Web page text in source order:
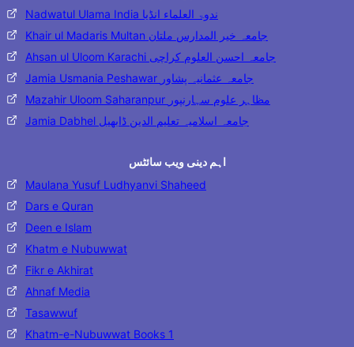
Nadwatul Ulama India ندوۃ العلماء انڈیا
Khair ul Madaris Multan جامعہ خیر المدارس ملتان
Ahsan ul Uloom Karachi جامعہ احسن العلوم کراچی
Jamia Usmania Peshawar جامعہ عثمانیہ پشاور
Mazahir Uloom Saharanpur مظاہر علوم سہارنپور
Jamia Dabhel جامعہ اسلامیہ تعلیم الدین ڈابھیل
اہم دینی ویب سائٹس
Maulana Yusuf Ludhyanvi Shaheed
Dars e Quran
Deen e Islam
Khatm e Nubuwwat
Fikr e Akhirat
Ahnaf Media
Tasawwuf
Khatm-e-Nubuwwat Books 1